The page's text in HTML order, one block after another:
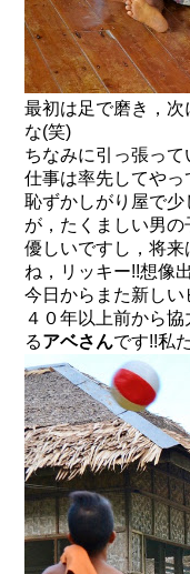
最初は足で磨き，
な(笑)
ちなみに引っ張って
仕事は率先してやっ
恥ずかしがり屋で
が，たくましい男の
優しいですし，将
ね，リッキー!!想像
今日からまた新し
４０年以上前から
るアベさんです!!私